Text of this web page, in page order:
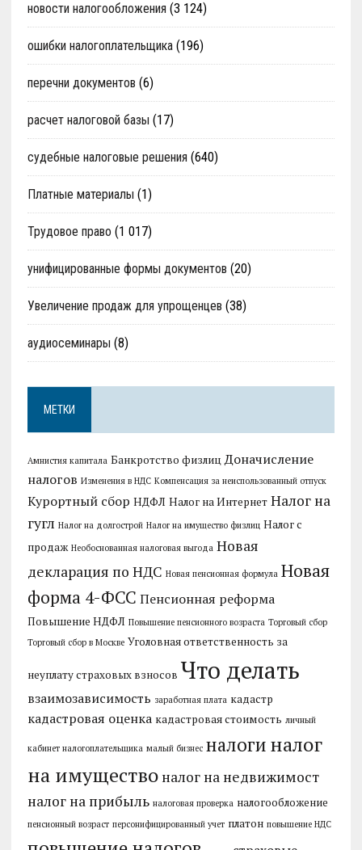
новости налогообложения (3 124)
ошибки налогоплательщика(196)
перечни документов (6)
расчет налоговой базы (17)
судебные налоговые решения (640)
Платные материалы (1)
Трудовое право (1 017)
унифицированные формы документов (20)
Увеличение продаж для упрощенцев (38)
аудиосеминары (8)
МЕТКИ
Амнистия капитала Банкротство физлиц Доначисление
налогов Изменения в НДС Компенсация за неиспользованный отпуск
Курортный сбор НДФЛ Налог на Интернет Налог на
гугл Налог на долгострой Налог на имущество физлиц Налог с
продаж Необоснованная налоговая выгода Новая
декларация по НДС Новая пенсионная формула Новая
форма 4-ФСС Пенсионная реформа
Повышение НДФЛ Повышение пенсионного возраста Торговый сбор
Торговый сбор в Москве Уголовная ответственность за
неуплату страховых взносов Что делать
взаимозависимость заработная плата кадастр
кадастровая оценка кадастровая стоимость личный
кабинет налогоплательщика малый бизнес налоги налог
на имущество налог на недвижимост
налог на прибыль налоговая проверка налогообложение
пенсионный возраст персонифицированный учет платон повышение НДС